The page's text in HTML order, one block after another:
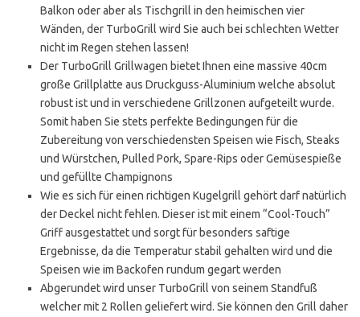
Balkon oder aber als Tischgrill in den heimischen vier
Wänden, der TurboGrill wird Sie auch bei schlechten Wetter
nicht im Regen stehen lassen!
Der TurboGrill Grillwagen bietet Ihnen eine massive 40cm
große Grillplatte aus Druckguss-Aluminium welche absolut
robust ist und in verschiedene Grillzonen aufgeteilt wurde.
Somit haben Sie stets perfekte Bedingungen für die
Zubereitung von verschiedensten Speisen wie Fisch, Steaks
und Würstchen, Pulled Pork, Spare-Rips oder Gemüsespieße
und gefüllte Champignons
Wie es sich für einen richtigen Kugelgrill gehört darf natürlich
der Deckel nicht fehlen. Dieser ist mit einem “Cool-Touch”
Griff ausgestattet und sorgt für besonders saftige
Ergebnisse, da die Temperatur stabil gehalten wird und die
Speisen wie im Backofen rundum gegart werden
Abgerundet wird unser TurboGrill von seinem Standfuß
welcher mit 2 Rollen geliefert wird. Sie können den Grill daher